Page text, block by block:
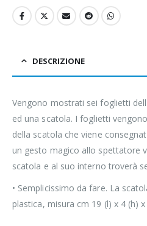
DESCRIZIONE
Vengono mostrati sei foglietti
ed una scatola. I foglietti
della scatola che viene
un gesto magico allo spettatore
scatola e al suo interno troverà
• Semplicissimo da fare. La
plastica, misura cm 19 (l) x 4 (h) x